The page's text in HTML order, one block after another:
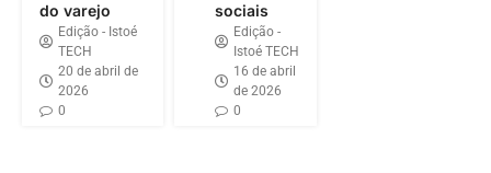
do varejo
Edição - Istoé
TECH
20 de abril de
2026
0
sociais
Edição -
Istoé TECH
16 de abril
de 2026
0